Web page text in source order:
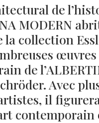
de
MODERN
la collection
de
Avec
il